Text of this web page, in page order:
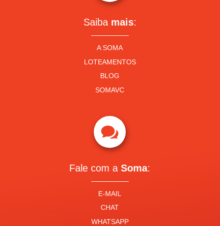
Saiba mais:
A SOMA
LOTEAMENTOS
BLOG
SOMAVC

Fale com aSoma:
E-MAIL
CHAT
WHATSAPP